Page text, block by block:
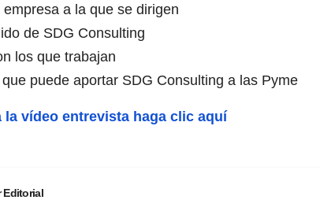
empresa a la que se dirigen
de SDG Consulting
los que trabajan
puede aportar SDG Consulting a las Pyme
la vídeo entrevista haga clic aquí
Editorial